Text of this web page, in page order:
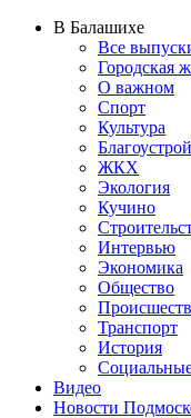
В Балашихе
Все
Городская
О важном
Спорт
Культура
ЖКХ
Экология
Кучино
Интервью
Экономика
Общество
Транспорт
История
Видео
Новости